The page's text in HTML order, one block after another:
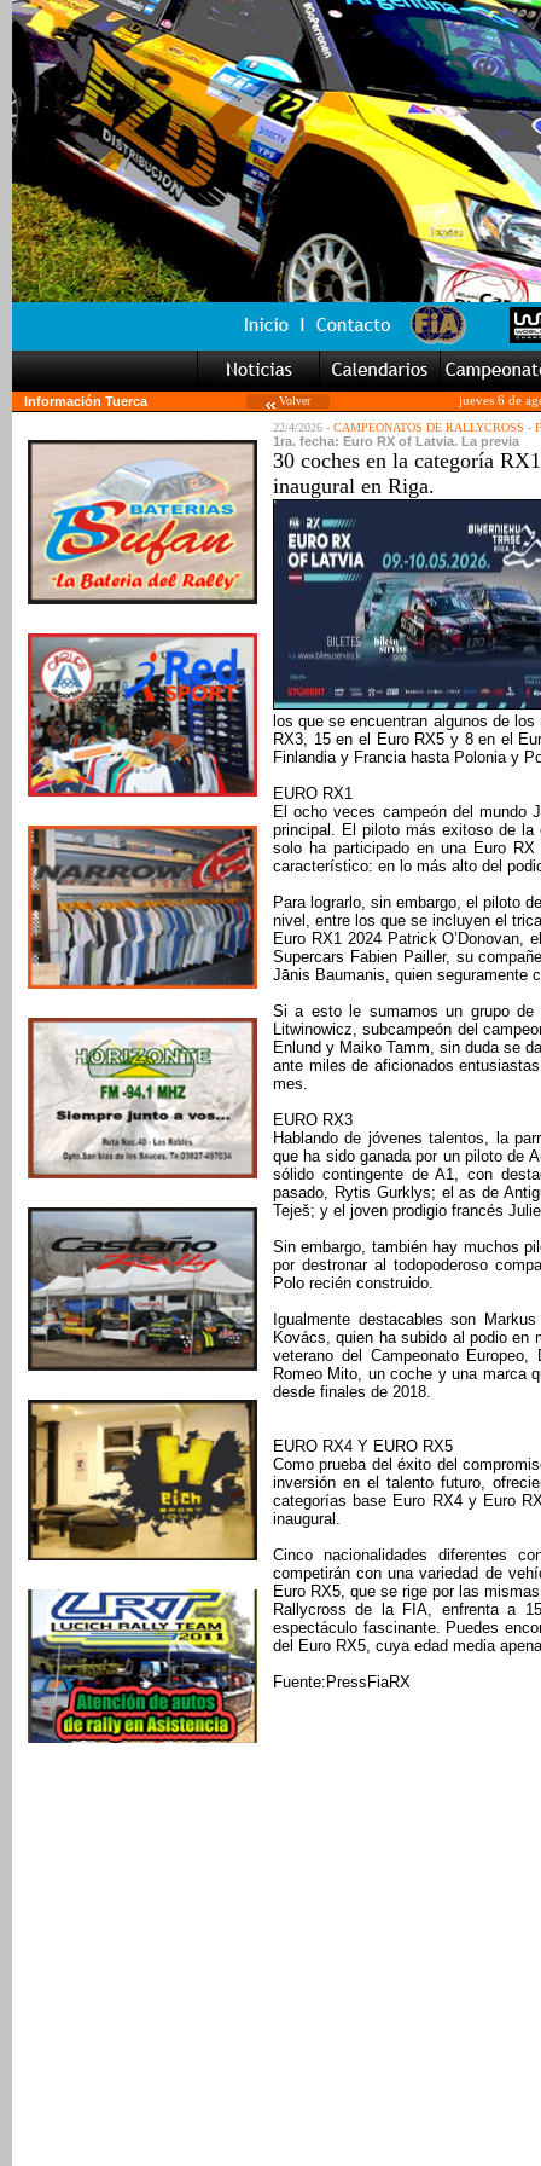
Información Tuerca Volver
jueves 6 de
22/4/2026 - CAMPEONATOS DE RALLYCROSS -
1ra. fecha: Euro RX of Latvia. La previa
30 coches en la categoría
inaugural en Riga.
los que se encuentran algunos de
RX3, 15 en el Euro RX5 y 8 en el
Finlandia y Francia hasta Polonia y
EURO RX1
El ocho veces campeón del mundo
principal. El piloto más exitoso de la
solo ha participado en una Euro
característico: en lo más alto del
Para lograrlo, sin embargo, el piloto
nivel, entre los que se incluyen el
Euro RX1 2024 Patrick O’Donovan,
Supercars Fabien Pailler, su
Jānis Baumanis, quien seguramente
Si a esto le sumamos un grupo de
Litwinowicz, subcampeón del
Enlund y Maiko Tamm, sin duda se
ante miles de aficionados
mes.
EURO RX3
Hablando de jóvenes talentos, la
que ha sido ganada por un piloto de
sólido contingente de A1, con
pasado, Rytis Gurklys; el as de
Teješ; y el joven prodigio francés
Sin embargo, también hay muchos
por destronar al todopoderoso
Polo recién construido.
Igualmente destacables son
Kovács, quien ha subido al podio
veterano del Campeonato
Romeo Mito, un coche y una marca
desde finales de 2018.
EURO RX4 Y EURO RX5
Como prueba del éxito del
inversión en el talento futuro,
categorías base Euro RX4 y Euro
inaugural.
Cinco nacionalidades diferentes
competirán con una variedad de
Euro RX5, que se rige por las
Rallycross de la FIA, enfrenta a
espectáculo fascinante. Puedes
del Euro RX5, cuya edad media
Fuente:PressFiaRX